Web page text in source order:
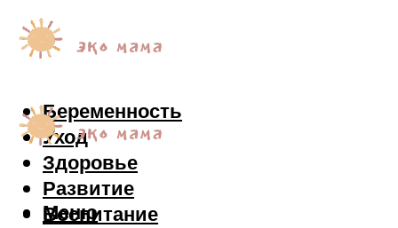
Беременность
Уход
Здоровье
Развитие
Воспитание
Меню